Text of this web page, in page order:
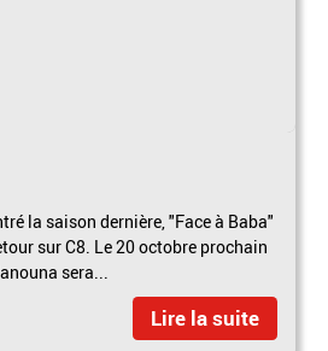
la saison dernière, "Face à Baba"
sur C8. Le 20 octobre prochain
sera...
Lire la suite